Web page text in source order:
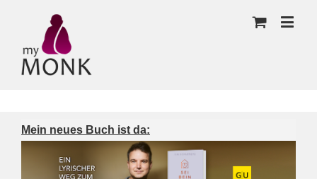
Mein neues Buch ist da: